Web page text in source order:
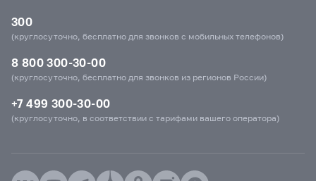
300
(круглосуточно, бесплатно для звонков с мобильных телефонов)
8 800 300-30-00
(круглосуточно, бесплатно для звонков из регионов России)
+7 499 300-30-00
(круглосуточно, в соответствии с тарифами вашего оператора)